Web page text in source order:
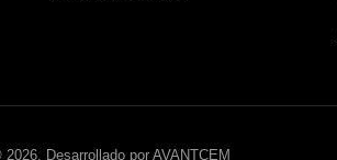
Desarrollado por AVANTCEM